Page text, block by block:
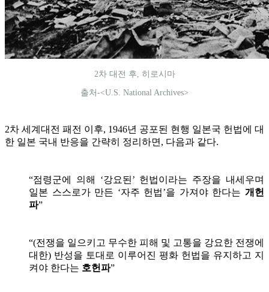
2차 대전 후, 히로시마
출처-<U.S. National Archives>
2차 세계대전 패전 이후, 1946년 공포된 현행 일본국 헌법에 대
한 일본 국내 반응을 간략히 정리하면, 다음과 같다.
“점령군에 의해 ‘강요된’ 헌법이라는 주장을 내세우며
일본 스스로가 만든 ‘자주 헌법’을 가져야 한다는 개헌
파”
“(전쟁을 일으키고 무수한 피해 및 고통을 강요한 전쟁에
대한) 반성을 토대로 이루어진 평화 헌법을 유지하고 지
켜야 한다는 호헌파”